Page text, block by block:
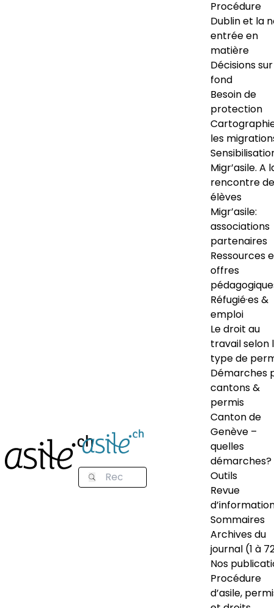
Procédure
Dublin et la
entrée en
matière
Décisions
fond
Besoin de
protection
les
Migr’asile. A
rencontre
élèves
Migr’asile:
associations
partenaires
Ressources
offres
Réfugié·es &
emploi
Le droit au
travail selon
type de
Démarches
cantons &
permis
Canton de
Genève –
quelles
démarches?
Outils
Revue
Sommaires
Archives du
journal (1 à
Nos
Procédure
d’asile,